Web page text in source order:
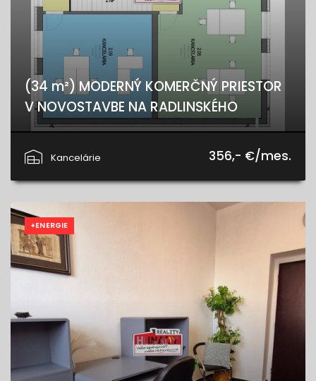
(34 m²) MODERNÝ KOMERČNÝ PRIESTOR
V NOVOSTAVBE NA RADLINSKÉHO
Kancelárie
356,- €/mes.
+ENERGIE